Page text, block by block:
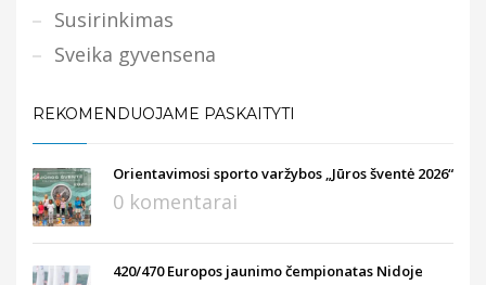
Susirinkimas
Sveika gyvensena
REKOMENDUOJAME PASKAITYTI
Orientavimosi sporto varžybos „Jūros šventė 2026“
0 komentarai
420/470 Europos jaunimo čempionatas Nidoje